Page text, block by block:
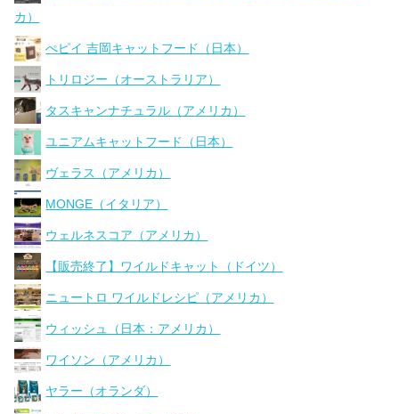
カ）
ぺピイ 吉岡キャットフード（日本）
トリロジー（オーストラリア）
タスキャンナチュラル（アメリカ）
ユニアムキャットフード（日本）
ヴェラス（アメリカ）
MONGE（イタリア）
ウェルネスコア（アメリカ）
【販売終了】ワイルドキャット（ドイツ）
ニュートロ ワイルドレシピ（アメリカ）
ウィッシュ（日本：アメリカ）
ワイソン（アメリカ）
ヤラー（オランダ）